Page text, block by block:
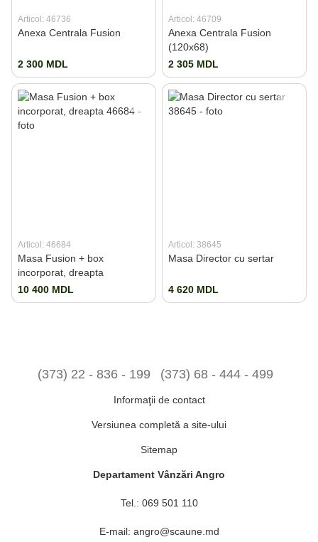
Articol: 46736
Anexa Centrala Fusion
2 300 MDL
Articol: 46709
Anexa Centrala Fusion
(120x68)
2 305 MDL
Articol: 46684
Masa Fusion + box
incorporat, dreapta
10 400 MDL
Articol: 38645
Masa Director cu sertar
4 620 MDL
(373) 22 - 836 - 199 (373) 68 - 444 - 499
Informaţii de contact
Versiunea completă a site-ului
Sitemap
Departament Vânzări Angro
Tel.: 069 501 110
E-mail: angro@scaune.md